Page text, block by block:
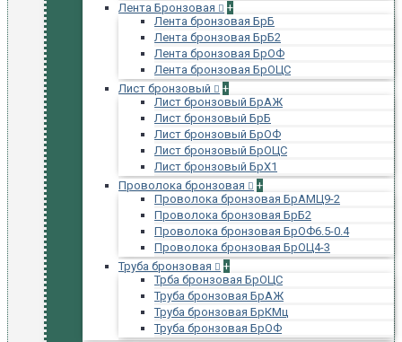
Лента Бронзовая
+
Лента бронзовая БрБ
Лента бронзовая БрБ2
Лента бронзовая БрОФ
Лента бронзовая БрОЦС
Лист бронзовый
+
Лист бронзовый БрАЖ
Лист бронзовый БрБ
Лист бронзовый БрОФ
Лист бронзовый БрОЦС
Лист бронзовый БрХ1
Проволока бронзовая
+
Проволока бронзовая БрАМЦ9-2
Проволока бронзовая БрБ2
Проволока бронзовая БрОФ6.5-0.4
Проволока бронзовая БрОЦ4-3
Труба бронзовая
+
Трба бронзовая БрОЦС
Труба бронзовая БрАЖ
Труба бронзовая БрКМц
Труба бронзовая БрОФ